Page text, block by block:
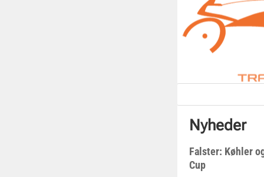
Nyheder
Falster: Køhler
Cup